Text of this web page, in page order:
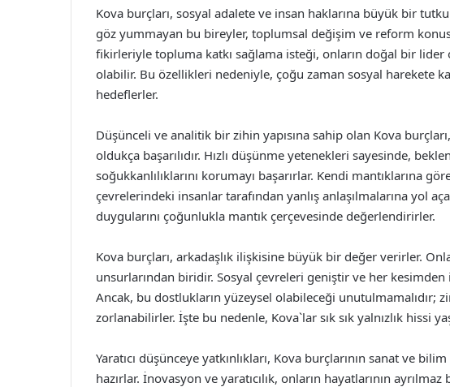
Kova burçları, sosyal adalete ve insan haklarına büyük bir
göz yummayan bu bireyler, toplumsal değişim ve reform
fikirleriyle topluma katkı sağlama isteği, onların doğal bir lider
olabilir. Bu özellikleri nedeniyle, çoğu zaman sosyal harekete
hedeflerler.
Düşünceli ve analitik bir zihin yapısına sahip olan Kova
oldukça başarılıdır. Hızlı düşünme yetenekleri sayesinde,
soğukkanlılıklarını korumayı başarırlar. Kendi mantıklarına
çevrelerindeki insanlar tarafından yanlış anlaşılmalarına yol
duygularını çoğunlukla mantık çerçevesinde değerlendirirler.
Kova burçları, arkadaşlık ilişkisine büyük bir değer verirler.
unsurlarından biridir. Sosyal çevreleri geniştir ve her
Ancak, bu dostlukların yüzeysel olabileceği unutulmamalıdır;
zorlanabilirler. İşte bu nedenle, Kova`lar sık sık yalnızlık hissi
Yaratıcı düşünceye yatkınlıkları, Kova burçlarının sanat ve
hazırlar. İnovasyon ve yaratıcılık, onların hayatlarının